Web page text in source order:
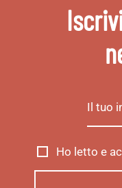
Ho letto e